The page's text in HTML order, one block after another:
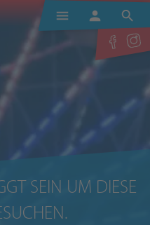
SEIN UM DIESE